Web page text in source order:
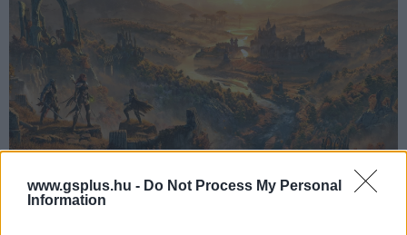
www.gsplus.hu - Do Not Process My Personal
Information
Ami biztos, hogy a